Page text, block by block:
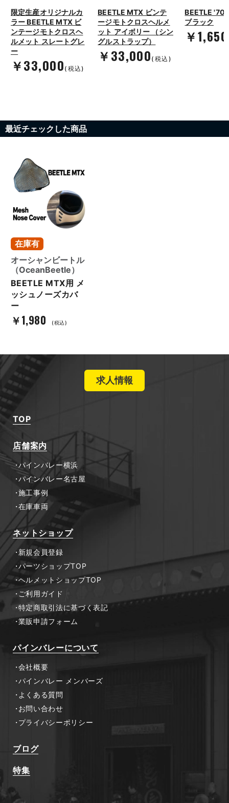
限定生産オリジナルカ
ラー BEETLE MTX ビ
ンテージモトクロスヘ
ルメット スレートグレ
ー
￥33,000 (税込)
BEETLE MTX ビンテ
ージモトクロスヘルメ
ット アイボリー （シン
グルストラップ）
￥33,000 (税込)
BEETLE
ブラック
￥1,650
最近チェックした商品
在庫有
オーシャンビートル
（OceanBeetle）
BEETLE MTX用 メ
ッシュノーズカバ
ー
￥1,980 (税込)
求人情報
TOP
店舗案内
パインバレー横浜
パインバレー名古屋
施工事例
在庫車両
ネットショップ
新規会員登録
パーツショップTOP
ヘルメットショップTOP
ご利用ガイド
特定商取引法に基づく表記
業販申請フォーム
パインバレーについて
会社概要
パインバレー メンバーズ
よくある質問
お問い合わせ
プライバシーポリシー
ブログ
特集